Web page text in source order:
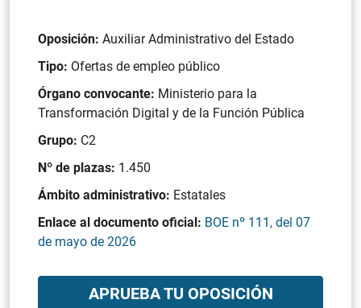
Oposición: Auxiliar Administrativo del Estado
Tipo: Ofertas de empleo público
Órgano convocante: Ministerio para la
Transformación Digital y de la Función Pública
Grupo: C2
Nº de plazas: 1.450
Ámbito administrativo: Estatales
Enlace al documento oficial: BOE nº 111, del 07
de mayo de 2026
APRUEBA TU OPOSICIÓN